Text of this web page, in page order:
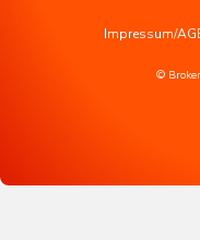
Impressum/
©